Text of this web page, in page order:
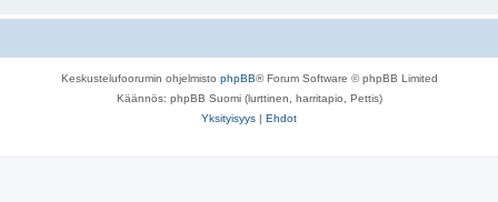
Keskustelufoorumin ohjelmisto phpBB® Forum Software © phpBB Limited
Käännös: phpBB Suomi (lurttinen, harritapio, Pettis)
Yksityisyys
Ehdot